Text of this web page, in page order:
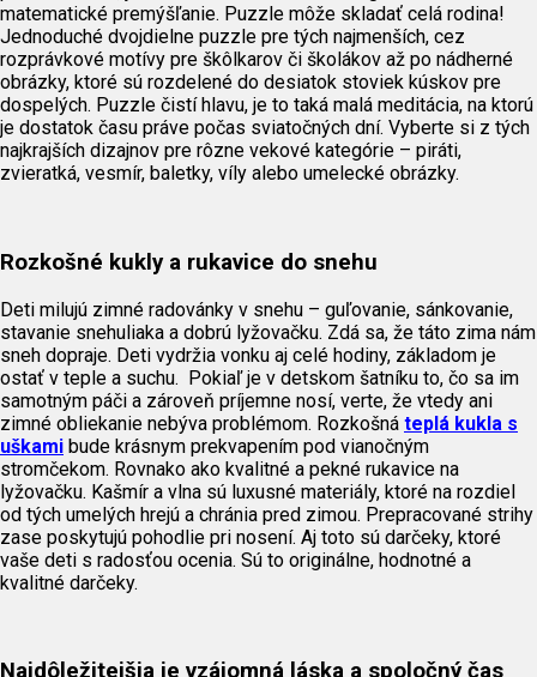
matematické premýšľanie. Puzzle môže skladať celá rodina!
Jednoduché dvojdielne puzzle pre tých najmenších, cez
rozprávkové motívy pre škôlkarov či školákov až po nádherné
obrázky, ktoré sú rozdelené do desiatok stoviek kúskov pre
dospelých. Puzzle čistí hlavu, je to taká malá meditácia, na ktorú
je dostatok času práve počas sviatočných dní. Vyberte si z tých
najkrajších dizajnov pre rôzne vekové kategórie – piráti,
zvieratká, vesmír, baletky, víly alebo umelecké obrázky.
Rozkošné kukly a rukavice do snehu
Deti milujú zimné radovánky v snehu – guľovanie, sánkovanie,
stavanie snehuliaka a dobrú lyžovačku. Zdá sa, že táto zima nám
sneh dopraje. Deti vydržia vonku aj celé hodiny, základom je
ostať v teple a suchu. Pokiaľ je v detskom šatníku to, čo sa im
samotným páči a zároveň príjemne nosí, verte, že vtedy ani
zimné obliekanie nebýva problémom. Rozkošná teplá kukla s
uškami bude krásnym prekvapením pod vianočným
stromčekom. Rovnako ako kvalitné a pekné rukavice na
lyžovačku. Kašmír a vlna sú luxusné materiály, ktoré na rozdiel
od tých umelých hrejú a chránia pred zimou. Prepracované strihy
zase poskytujú pohodlie pri nosení. Aj toto sú darčeky, ktoré
vaše deti s radosťou ocenia. Sú to originálne, hodnotné a
kvalitné darčeky.
Najdôležitejšia je vzájomná láska a spoločný čas